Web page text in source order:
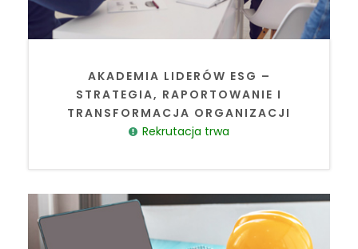
AKADEMIA LIDERÓW ESG –
STRATEGIA, RAPORTOWANIE I
TRANSFORMACJA ORGANIZACJI
Rekrutacja trwa